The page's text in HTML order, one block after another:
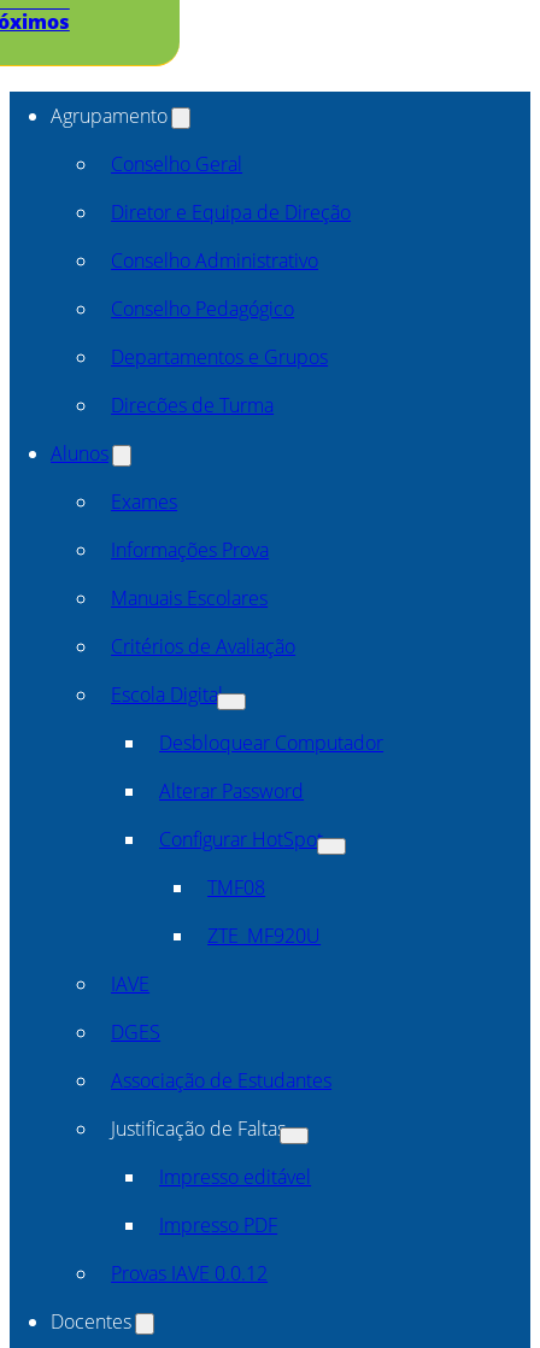
Agrupamento
Conselho Geral
Diretor e Equipa de Direção
Conselho Administrativo
Conselho Pedagógico
Departamentos e Grupos
Direcões de Turma
Alunos
Exames
Informações Prova
Manuais Escolares
Critérios de Avaliação
Escola Digital
Desbloquear Computador
Alterar Password
Configurar HotSpot
TMF08
ZTE_MF920U
IAVE
DGES
Associação de Estudantes
Justificação de Faltas
Impresso editável
Impresso PDF
Provas IAVE 0.0.12
Docentes